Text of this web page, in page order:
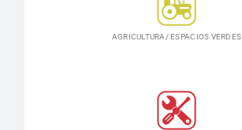
AGRICULTURA/ ESPACIOS VERDES